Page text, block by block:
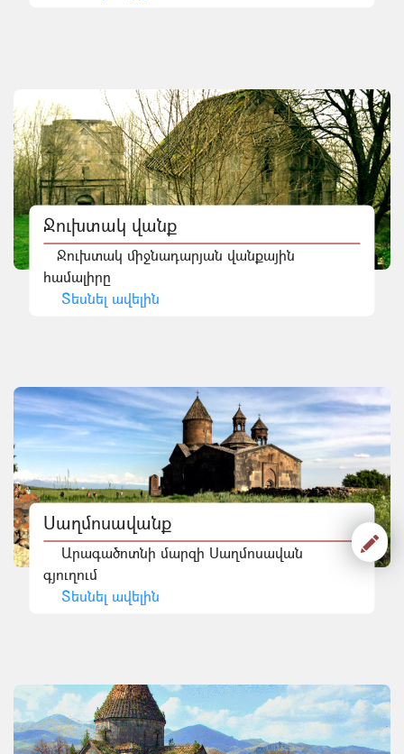
Ջուխտակ վանք
Ջուխտակ միջնադարյան վանքային
համալիրը
Տեսնել ավելին
Սաղմոսավանք
Արագածոտնի մարզի Սաղմոսավան
գյուղում
Տեսնել ավելին